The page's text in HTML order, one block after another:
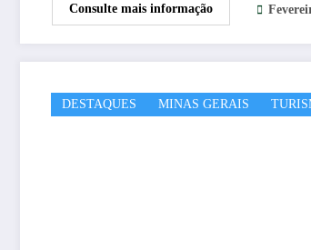
Consulte mais informação
DESTAQUES MINAS GERAIS